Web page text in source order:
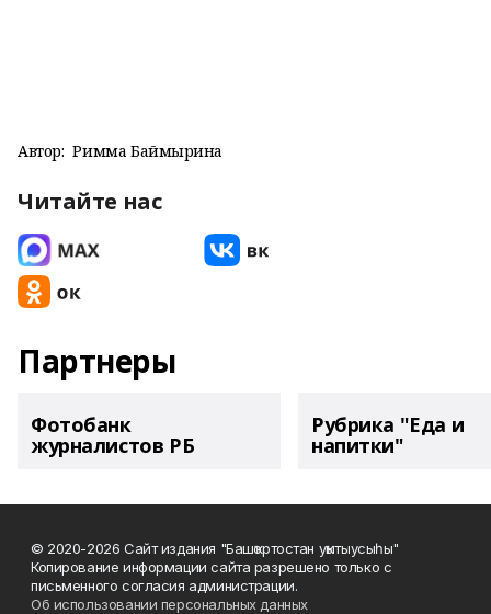
Автор: Римма Баймырҙина
Читайте нас
Партнеры
Фотобанк
журналистов РБ
Рубрика "Еда и
напитки"
© 2020-2026 Сайт издания "Башҡортостан уҡытыусыһы"
Копирование информации сайта разрешено только с
письменного согласия администрации.
Об использовании персональных данных